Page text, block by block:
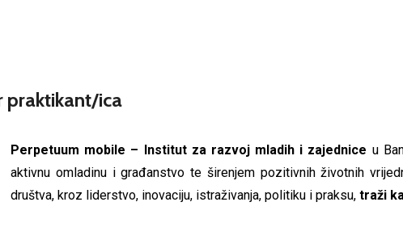
praktikant/ica
Perpetuum mobile – Institut za razvoj mladih i zajednice u
aktivnu omladinu i građanstvo te širenjem pozitivnih životnih
društva, kroz liderstvo, inovaciju, istraživanja, politiku i praksu, traži